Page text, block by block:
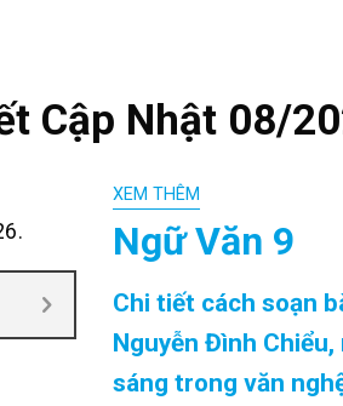
Cập Nhật 08/
XEM THÊM
Ngữ Văn 9
Chi tiết cách soạn
Nguyễn Đình Chiểu,
sáng trong văn